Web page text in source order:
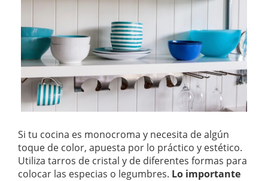
Si tu cocina es monocroma y necesita de algún
toque de color, apuesta por lo práctico y estético.
Utiliza tarros de cristal y de diferentes formas para
colocar las especias o legumbres. Lo importante